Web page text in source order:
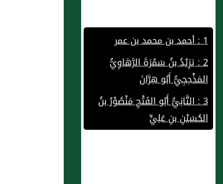
1 : أحمد بن محمد بن عمر
2 : يَزِيْدُ بنُ سَمُرَةَ الرَّهَاوِيُّ
المَذْحِجِيُّ أَبُو هِرَّانَ
3 : التَّانِيُّ أَبُو الفَتْحِ مَنْصُوْرُ بنُ
الحُسَيْنِ بنِ عَلِيٍّ
4 : الكِيْزَانِيُّ أَبُو عَبْدِ اللهِ مُحَمَّدُ